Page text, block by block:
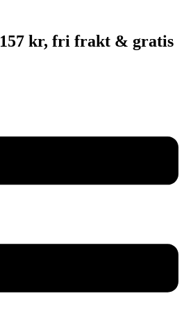
kr, fri frakt & gratis